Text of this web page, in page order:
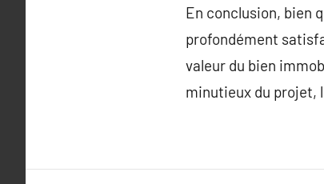
En conclusion, bien
profondément
valeur du bien
minutieux du projet,